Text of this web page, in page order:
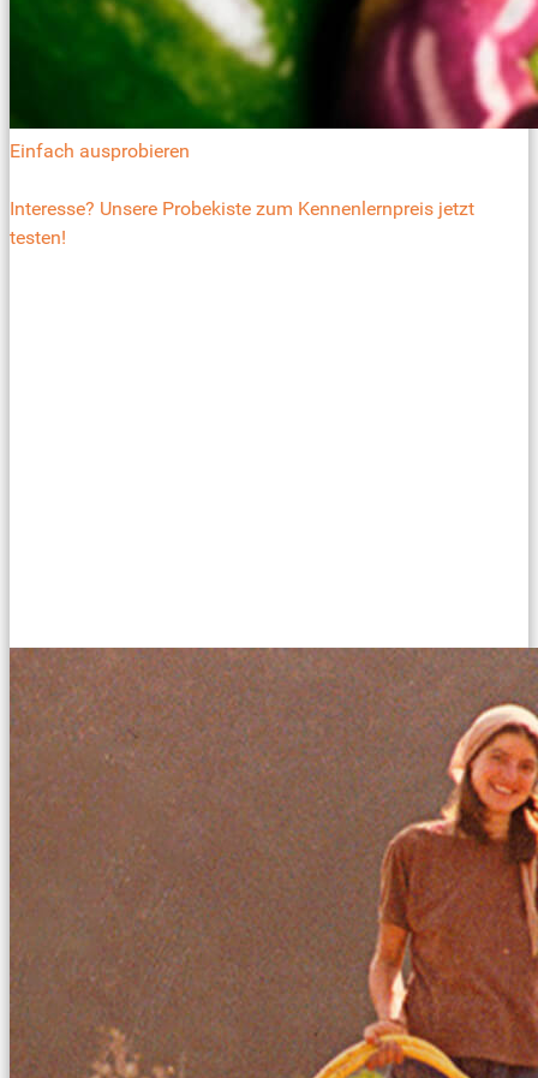
Einfach ausprobieren
Interesse? Unsere Probekiste zum Kennenlernpreis jetzt
testen!